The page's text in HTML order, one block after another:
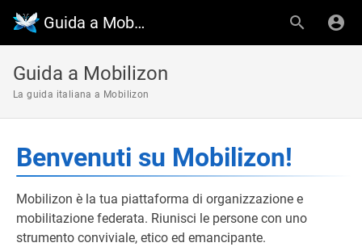
Guida a Mobilizon
Guida a Mobilizon
La guida italiana a Mobilizon
Benvenuti su Mobilizon!
Mobilizon è la tua piattaforma di organizzazione e
mobilitazione federata. Riunisci le persone con uno
strumento conviviale, etico ed emancipante.